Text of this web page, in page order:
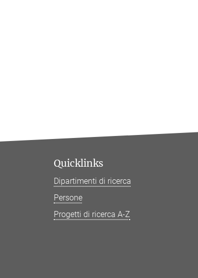
Quicklinks
Dipartimenti di ricerca
Persone
Progetti di ricerca A-Z